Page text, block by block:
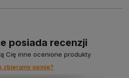
posiada recenzji
Cię inne ocenione produkty
zbieramy opinie?